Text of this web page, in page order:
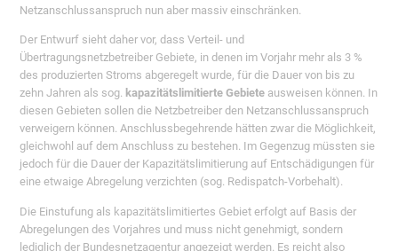
Netzanschlussanspruch nun aber massiv einschränken.
Der Entwurf sieht daher vor, dass Verteil- und
Übertragungsnetzbetreiber Gebiete, in denen im Vorjahr mehr als 3 %
des produzierten Stroms abgeregelt wurde, für die Dauer von bis zu
zehn Jahren als sog. kapazitätslimitierte Gebiete ausweisen können. In
diesen Gebieten sollen die Netzbetreiber den Netzanschlussanspruch
verweigern können. Anschlussbegehrende hätten zwar die Möglichkeit,
gleichwohl auf dem Anschluss zu bestehen. Im Gegenzug müssten sie
jedoch für die Dauer der Kapazitätslimitierung auf Entschädigungen für
eine etwaige Abregelung verzichten (sog. Redispatch-Vorbehalt).
Die Einstufung als kapazitätslimitiertes Gebiet erfolgt auf Basis der
Abregelungen des Vorjahres und muss nicht genehmigt, sondern
lediglich der Bundesnetzagentur angezeigt werden. Es reicht also